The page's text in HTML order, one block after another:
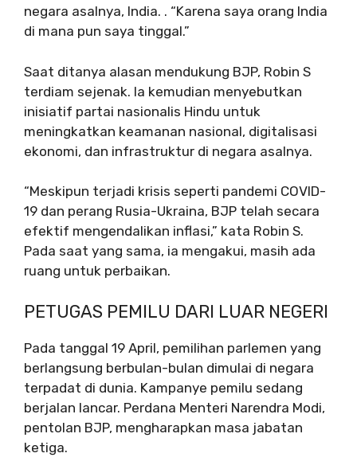
negara asalnya, India. . “Karena saya orang India
di mana pun saya tinggal.”
Saat ditanya alasan mendukung BJP, Robin S
terdiam sejenak. Ia kemudian menyebutkan
inisiatif partai nasionalis Hindu untuk
meningkatkan keamanan nasional, digitalisasi
ekonomi, dan infrastruktur di negara asalnya.
“Meskipun terjadi krisis seperti pandemi COVID-
19 dan perang Rusia-Ukraina, BJP telah secara
efektif mengendalikan inflasi,” kata Robin S.
Pada saat yang sama, ia mengakui, masih ada
ruang untuk perbaikan.
PETUGAS PEMILU DARI LUAR NEGERI
Pada tanggal 19 April, pemilihan parlemen yang
berlangsung berbulan-bulan dimulai di negara
terpadat di dunia. Kampanye pemilu sedang
berjalan lancar. Perdana Menteri Narendra Modi,
pentolan BJP, mengharapkan masa jabatan
ketiga.